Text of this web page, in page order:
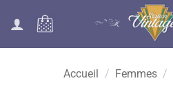
Accueil / Femmes /